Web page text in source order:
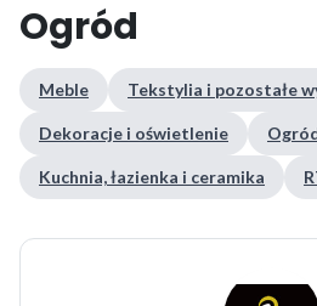
Ogród
Meble Tekstylia i pozostałe
Dekoracje i oświetlenie
Kuchnia, łazienka i ceramika